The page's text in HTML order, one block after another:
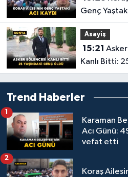
Genç
Asayiş
15:21
Kanlı Bitti:
Genç Öldü
Trend Haberler
Karaman
Acı Günü:
vefat etti
1
Koraş
2